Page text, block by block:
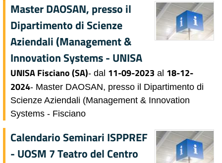
Master DAOSAN, presso il
Dipartimento di Scienze
Aziendali (Management &
Innovation Systems - UNISA
UNISA Fisciano (SA)- dal 11-09-2023 al 18-12-
2024- Master DAOSAN, presso il Dipartimento di
Scienze Aziendali (Management & Innovation
Systems - Fisciano
Calendario Seminari ISPPREF
- UOSM 7 Teatro del Centro